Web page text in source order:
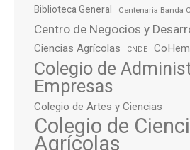
Biblioteca General Centenaria Banda
Centro de Negocios y
Ciencias Agrícolas CNDE
Colegio de
Empresas
Colegio de Artes y Ciencias
Colegio de
Agrícolas